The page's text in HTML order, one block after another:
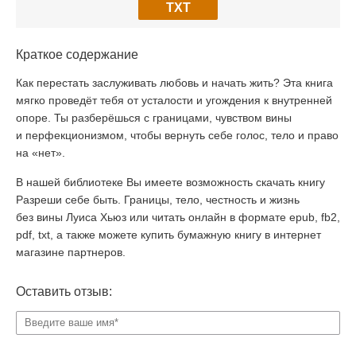
TXT
Краткое содержание
Как перестать заслуживать любовь и начать жить? Эта книга
мягко проведёт тебя от усталости и угождения к внутренней
опоре. Ты разберёшься с границами, чувством вины
и перфекционизмом, чтобы вернуть себе голос, тело и право
на «нет».
В нашей библиотеке Вы имеете возможность скачать книгу
Разреши себе быть. Границы, тело, честность и жизнь
без вины Луиса Хьюз или читать онлайн в формате epub, fb2,
pdf, txt, а также можете купить бумажную книгу в интернет
магазине партнеров.
Оставить отзыв: